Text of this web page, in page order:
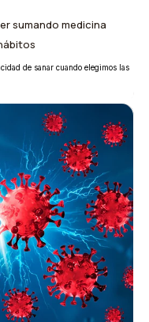
sumando medicina
de sanar cuando elegimos las